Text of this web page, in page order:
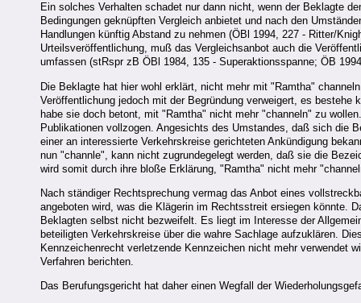
Ein solches Verhalten schadet nur dann nicht, wenn der Beklagte
Bedingungen geknüpften Vergleich anbietet und nach den
Handlungen künftig Abstand zu nehmen (ÖBl 1994, 227 - Ritter/
Urteilsveröffentlichung, muß das Vergleichsanbot auch die
umfassen (stRspr zB ÖBl 1984, 135 - Superaktionsspanne; ÖB
Die Beklagte hat hier wohl erklärt, nicht mehr mit "Ramtha"
Veröffentlichung jedoch mit der Begründung verweigert, es
habe sie doch betont, mit "Ramtha" nicht mehr "channeln" zu
Publikationen vollzogen. Angesichts des Umstandes, daß sich die
einer an interessierte Verkehrskreise gerichteten Ankündigung
nun "channle", kann nicht zugrundegelegt werden, daß sie die
wird somit durch ihre bloße Erklärung, "Ramtha" nicht mehr
Nach ständiger Rechtsprechung vermag das Anbot eines
angeboten wird, was die Klägerin im Rechtsstreit ersiegen könnte.
Beklagten selbst nicht bezweifelt. Es liegt im Interesse der
beteiligten Verkehrskreise über die wahre Sachlage aufzuklären.
Kennzeichenrecht verletzende Kennzeichen nicht mehr verwendet
Verfahren berichten.
Das Berufungsgericht hat daher einen Wegfall der